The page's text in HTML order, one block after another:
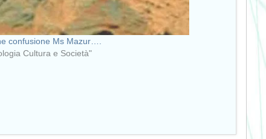
confusione Ms Mazur….
Cultura e Società"